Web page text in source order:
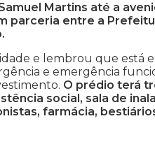
Martins até a
entre a
e lembrou que está
e emergência
O prédio terá
social, sala de
farmácia,